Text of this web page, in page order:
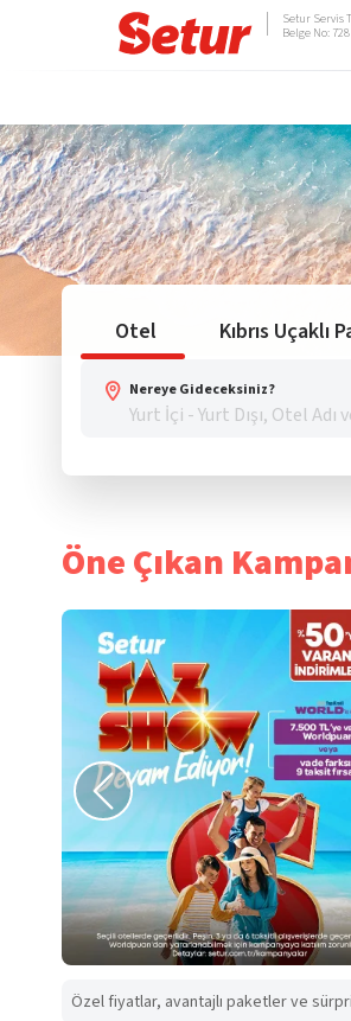
Setur Servis
Belge No: 728
Otel Kıbrıs Uçaklı
Nereye Gideceksiniz?
Öne Çıkan
Özel fiyatlar, avantajlı paketler ve